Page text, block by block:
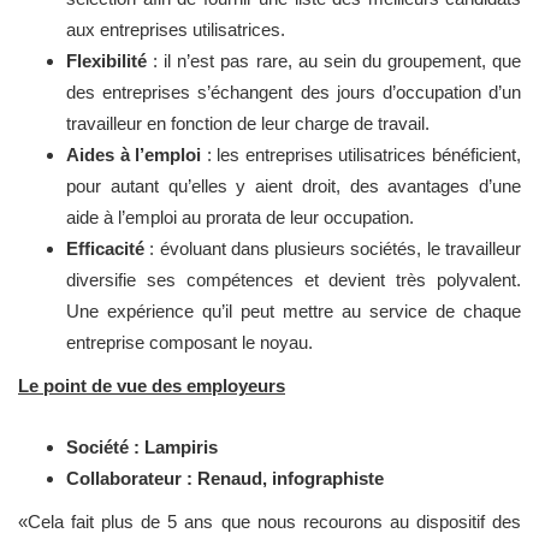
aux entreprises utilisatrices.
Flexibilité : il n’est pas rare, au sein du groupement, que
des entreprises s’échangent des jours d’occupation d’un
travailleur en fonction de leur charge de travail.
Aides à l’emploi : les entreprises utilisatrices bénéficient,
pour autant qu’elles y aient droit, des avantages d’une
aide à l’emploi au prorata de leur occupation.
Efficacité : évoluant dans plusieurs sociétés, le travailleur
diversifie ses compétences et devient très polyvalent.
Une expérience qu’il peut mettre au service de chaque
entreprise composant le noyau.
Le point de vue des employeurs
Société : Lampiris
Collaborateur : Renaud, infographiste
«Cela fait plus de 5 ans que nous recourons au dispositif des